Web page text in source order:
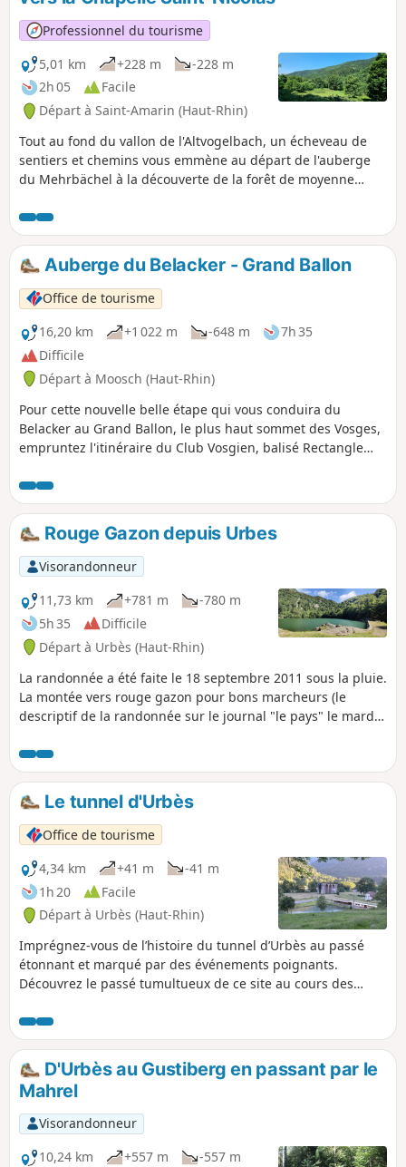
Professionnel du tourisme
5,01 km
+228 m
-228 m
2h 05
Facile
Départ à Saint-Amarin (Haut-Rhin)
Tout au fond du vallon de l'Altvogelbach, un écheveau de
sentiers et chemins vous emmène au départ de l'auberge
du Mehrbächel à la découverte de la forêt de moyenne
perdue dans les bois.
Auberge du Belacker - Grand Ballon
Office de tourisme
16,20 km
+1 022 m -648 m
7h 35
Difficile
Départ à Moosch (Haut-Rhin)
Pour cette nouvelle belle étape qui vous conduira du
Belacker au Grand Ballon, le plus haut sommet des Vosges,
empruntez l'itinéraire du Club Vosgien, balisé Rectangle
emblématique de la traversée des Vosges qui relie Woerth
dans le Bas-Rhin à Belfort. Malgré un kilométrage moins
important, cette étape n'est pas anodine. Après une
descente vers Saint Amarin, d'un dénivelé négatif de 560m,
n'oubliez pas de garder de l'énergie, car 1000m de dénivelé
positif vous attendent, ensuite, pour gravir le “toit des
Vosges”.
Rouge Gazon depuis Urbes
Visorandonneur
11,73 km
+781 m
-780 m
5h 35
Difficile
Départ à Urbès (Haut-Rhin)
La randonnée a été faite le 18 septembre 2011 sous la pluie.
La montée vers rouge gazon pour bons marcheurs (le
descriptif de la randonnée sur le journal "le pays" le mardi
diable et le gazon vert.
Le tunnel d'Urbès
Office de tourisme
4,34 km
+41 m
-41 m
1h 20
Facile
Départ à Urbès (Haut-Rhin)
Imprégnez-vous de l’histoire du tunnel d’Urbès au passé
étonnant et marqué par des événements poignants.
Découvrez le passé tumultueux de ce site au cours des
D'Urbès au Gustiberg en passant par le
Mahrel
Visorandonneur
10,24 km
+557 m
-557 m